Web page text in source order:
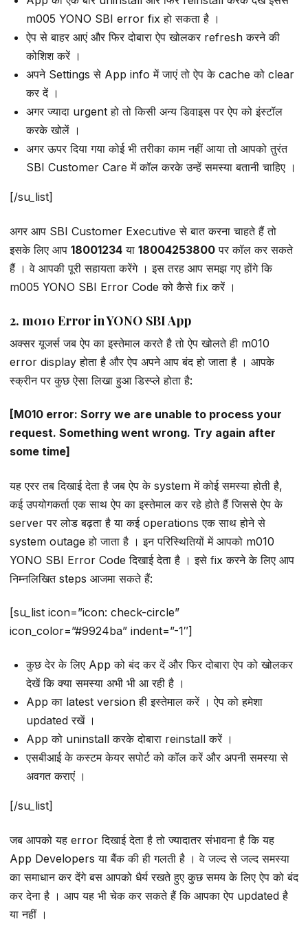
m005 YONO SBI error fix हो सकता है ।
ऐप से बाहर आएं और फिर दोबारा ऐप खोलकर refresh करने की
कोशिश करें ।
अपने Settings से App info में जाएं तो ऐप के cache को clear
कर दें ।
अगर ज्यादा urgent हो तो किसी अन्य डिवाइस पर ऐप को इंस्टॉल
करके खोलें ।
अगर ऊपर दिया गया कोई भी तरीका काम नहीं आया तो आपको तुरंत
SBI Customer Care में कॉल करके उन्हें समस्या बतानी चाहिए ।
[/su_list]
अगर आप SBI Customer Executive से बात करना चाहते हैं तो
इसके लिए आप 18001234 या 18004253800 पर कॉल कर सकते
हैं । वे आपकी पूरी सहायता करेंगे । इस तरह आप समझ गए होंगे कि
m005 YONO SBI Error Code को कैसे fix करें ।
2. m010 Error in YONO SBI App
अक्सर यूजर्स जब ऐप का इस्तेमाल करते है तो ऐप खोलते ही m010
error display होता है और ऐप अपने आप बंद हो जाता है । आपके
स्क्रीन पर कुछ ऐसा लिखा हुआ डिस्प्ले होता है:
[M010 error: Sorry we are unable to process your
request. Something went wrong. Try again after
some time]
यह एरर तब दिखाई देता है जब ऐप के system में कोई समस्या होती है,
कई उपयोगकर्ता एक साथ ऐप का इस्तेमाल कर रहे होते हैं जिससे ऐप के
server पर लोड बढ़ता है या कई operations एक साथ होने से
system outage हो जाता है । इन परिस्थितियों में आपको m010
YONO SBI Error Code दिखाई देता है । इसे fix करने के लिए आप
निम्नलिखित steps आजमा सकते हैं:
[su_list icon=”icon: check-circle”
icon_color=”#9924ba” indent=”-1″]
कुछ देर के लिए App को बंद कर दें और फिर दोबारा ऐप को खोलकर
देखें कि क्या समस्या अभी भी आ रही है ।
App का latest version ही इस्तेमाल करें । ऐप को हमेशा
updated रखें ।
App को uninstall करके दोबारा reinstall करें ।
एसबीआई के कस्टम केयर सपोर्ट को कॉल करें और अपनी समस्या से
अवगत कराएं ।
[/su_list]
जब आपको यह error दिखाई देता है तो ज्यादातर संभावना है कि यह
App Developers या बैंक की ही गलती है । वे जल्द से जल्द समस्या
का समाधान कर देंगे बस आपको धैर्य रखते हुए कुछ समय के लिए ऐप को बंद
कर देना है । आप यह भी चेक कर सकते हैं कि आपका ऐप updated है
या नहीं ।